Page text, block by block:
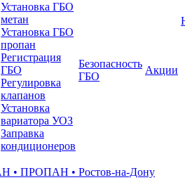
Установка ГБО
метан
Установка ГБО
пропан
Регистрация
ГБО
Регулировка
клапанов
Установка
вариатора УОЗ
Заправка
кондиционеров
Безопасность
ГБО
Акции